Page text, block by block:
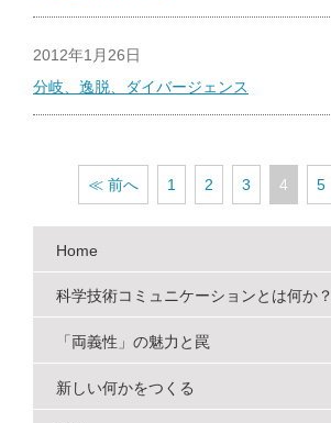
2012年1月26日
分岐、逸脱、ダイバージェンス
≪ 前へ 1 2 3 4 5
Home
科学技術コミュニケーションとは何か？
「両義性」の魅力と罠
新しい何かをつくる